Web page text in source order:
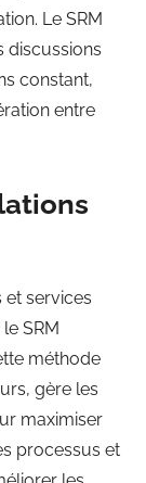
Le SRM
discussions
constant,
entre
et services
SRM
méthode
gère les
maximiser
processus et